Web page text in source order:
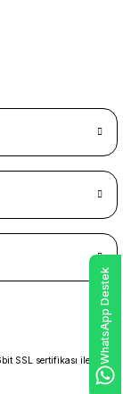
SSL sertifikası ile
WhatsApp Destek